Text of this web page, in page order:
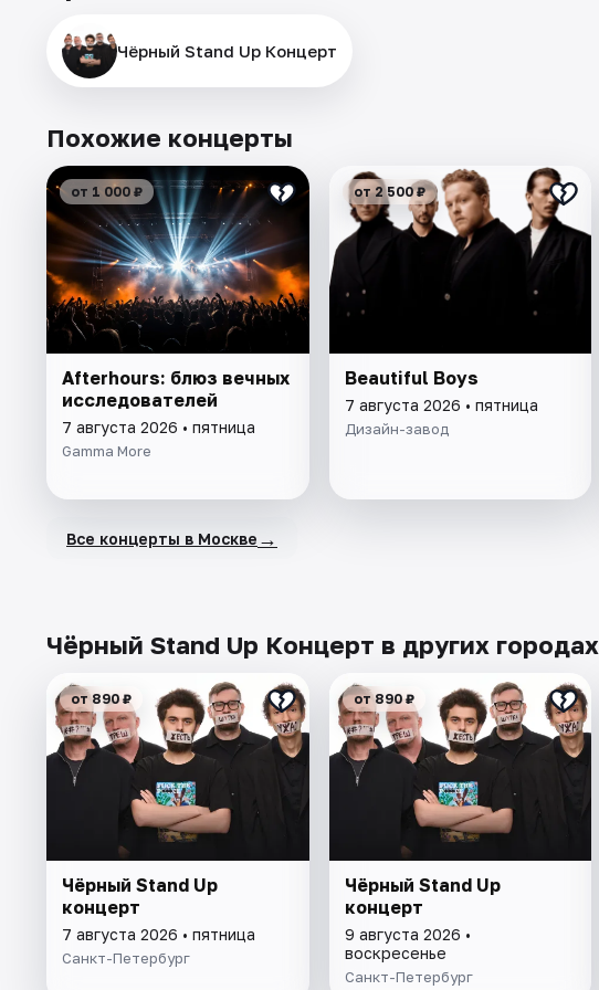
Чёрный Stand Up Концерт
Похожие концерты
от 1 000 ₽
Afterhours: блюз вечных
исследователей
7 августа 2026 • пятница
Gamma More
от 2 500 ₽
Beautiful Boys
7 августа 2026 • пятница
Дизайн-завод
Все концерты в Москве →
Чёрный Stand Up Концерт в других городах
от 890 ₽
Чёрный Stand Up
концерт
7 августа 2026 • пятница
Санкт-Петербург
от 890 ₽
Чёрный Stand Up
концерт
9 августа 2026 •
воскресенье
Санкт-Петербург